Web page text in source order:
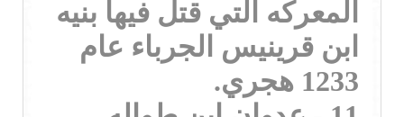
المعركه التي قتل فيها بنيه
ابن قرينيس الجرباء عام
1233 هجري.